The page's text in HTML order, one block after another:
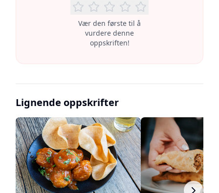
Vær den første til å
vurdere denne
oppskriften!
Lignende oppskrifter